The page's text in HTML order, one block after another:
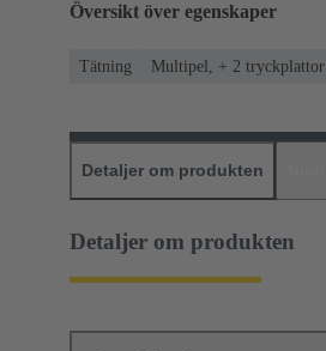
Översikt över egenskaper
Tätning Multipel, + 2 tryckplattor
Detaljer om produkten
Detaljer om produkten